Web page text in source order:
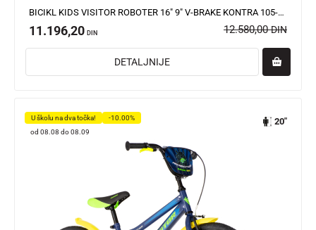
BICIKL KIDS VISITOR ROBOTER 16" 9" V-BRAKE KONTRA 105-125CM (16") PLAVI PERLA
11.196,20 DIN 12.580,00DIN
DETALJNIJE
U školu na dva točka!
-10.00%
od 08.08 do 08.09
20"